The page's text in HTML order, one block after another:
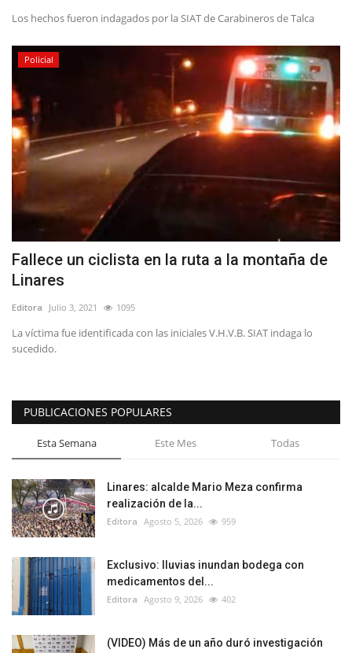
Los hechos fueron indagados por la SIAT de Carabineros de Talca
Policial
Fallece un ciclista en la ruta a la montaña de
Linares
Editora Julio 3, 2021 1095
La víctima fue identificada con las iniciales V.H.V.B. SIAT indaga lo
sucedido.
PUBLICACIONES POPULARES
Esta Semana Este Mes Todas
Linares: alcalde Mario Meza confirma
realización de la...
Editora Agosto 5, 2026 959
Exclusivo: lluvias inundan bodega con
medicamentos del...
Editora Agosto 9, 2026 402
(VIDEO) Más de un año duró investigación